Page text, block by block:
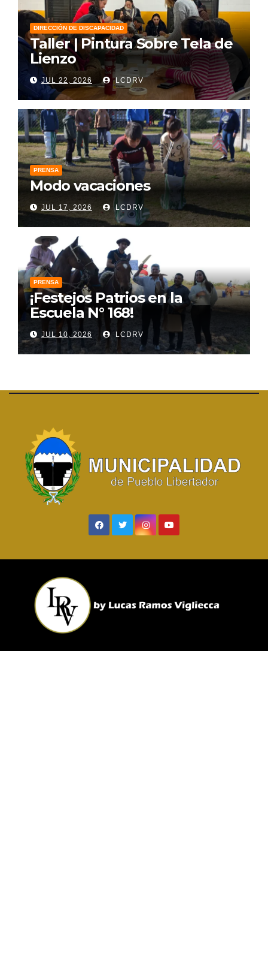
DIRECCIÓN DE DISCAPACIDAD
Taller | Pintura Sobre Tela de
Lienzo
JUL 22, 2026 LCDRV
PRENSA
Modo vacaciones
JUL 17, 2026 LCDRV
PRENSA
¡Festejos Patrios en la
Escuela N° 168!
JUL 10, 2026 LCDRV